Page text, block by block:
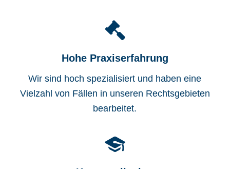
Hohe Praxiserfahrung
Wir sind hoch spezialisiert und haben eine
Vielzahl von Fällen in unseren Rechtsgebieten
bearbeitet.